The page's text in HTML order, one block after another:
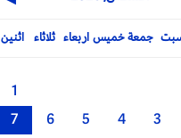
اثنين ثلاثاء اربعاء خميس جمعة
1
3
4
5
6
7